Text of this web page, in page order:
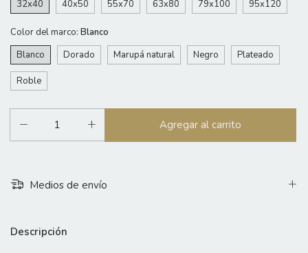
32x40
40x50 55x70 63x80 79x100 95x120
Color del marco: Blanco
Blanco
Dorado Marupá natural Negro Plateado
Roble
Medios de envío
Descripción